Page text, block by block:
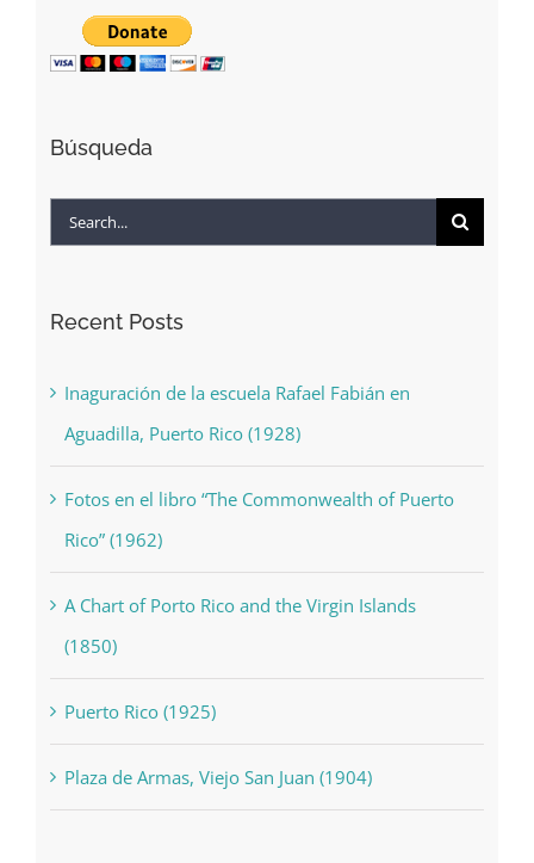
Búsqueda
Search
Recent Posts
Inaguración de la escuela Rafael Fabián en
Aguadilla, Puerto Rico (1928)
Fotos en el libro “The Commonwealth of Puerto
Rico” (1962)
A Chart of Porto Rico and the Virgin Islands
(1850)
Puerto Rico (1925)
Plaza de Armas, Viejo San Juan (1904)